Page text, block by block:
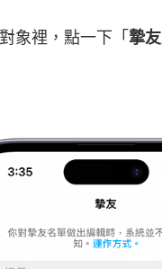
象裡，點一下「 摯友